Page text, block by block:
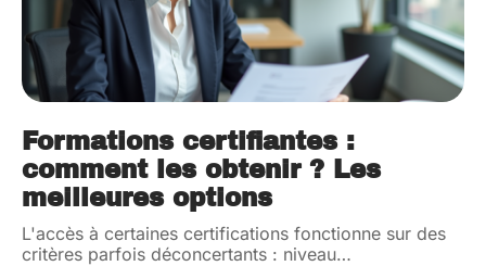
Formations certifiantes :
comment les obtenir ? Les
meilleures options
L'accès à certaines certifications fonctionne sur des
critères parfois déconcertants : niveau…